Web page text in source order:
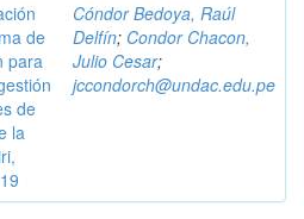
de
para
de
la
Cóndor Bedoya, Raúl
Delfín; Condor Chacon,
Julio Cesar;
jccondorch@undac.edu.pe